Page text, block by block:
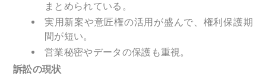
まとめられている。
実用新案や意匠権の活用が盛んで、権利保護期
間が短い。
営業秘密やデータの保護も重視。
訴訟の現状